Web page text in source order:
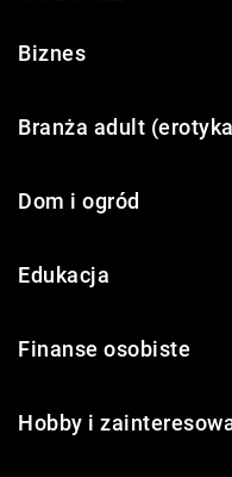
Biznes
Branża adult
Dom i ogród
Edukacja
Finanse osobiste
Hobby i